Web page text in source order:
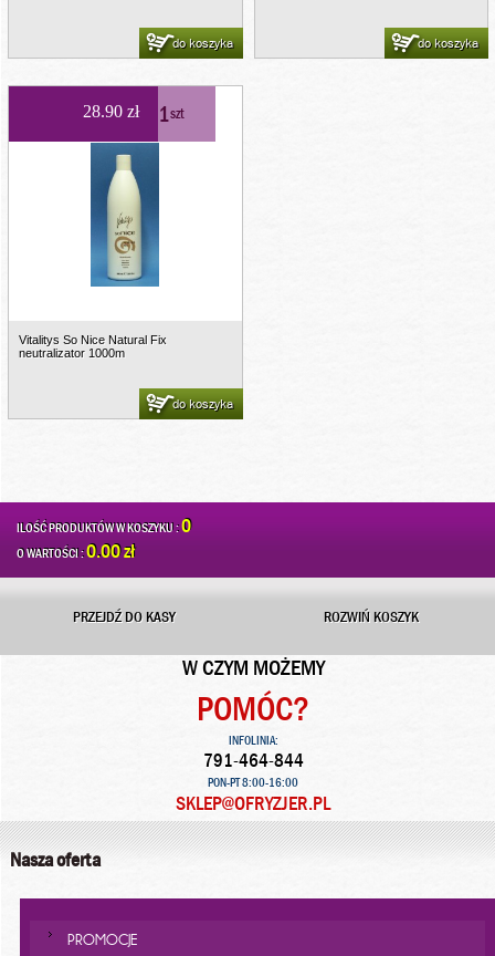
do koszyka do koszyka
28.90 zł 1szt
Vitalitys So Nice Natural Fix
neutralizator 1000m
do koszyka
ILOŚĆ PRODUKTÓW W KOSZYKU :0
O WARTOŚCI :0.00 zł
PRZEJDŹ DO KASY ROZWIŃ KOSZYK
W CZYM MOŻEMY
POMÓC?
INFOLINIA:
791-464-844
PON-PT 8:00-16:00
SKLEP@OFRYZJER.PL
Nasza oferta
PROMOCJE